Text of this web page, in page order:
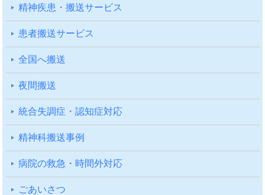
精神疾患・搬送サービス
患者搬送サービス
全国へ搬送
夜間搬送
統合失調症・認知症対応
精神科搬送事例
病院の救急・時間外対応
ごあいさつ